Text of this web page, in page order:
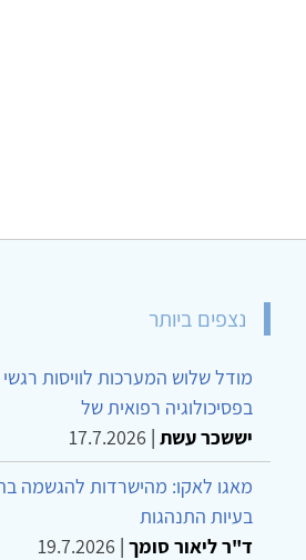
נצפים ביותר
מודל שלוש המערכות לוויסות
בפסיכולוגיה רפואית של
יששכר עשת |
17.7.2026
מאגו לאקו: מהישרדות להגשמה
בעיות התנהגות
ד"ר ליאור סומך |
19.7.2026